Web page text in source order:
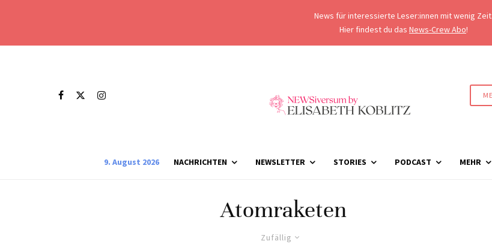
News für interessierte Leser:innen mit wenig Zeit.
Hier findest du das News-Crew Abo!
9. August 2026 NACHRICHTEN NEWSLETTER STORIES PODCAST MEHR
Atomraketen
Zufällig